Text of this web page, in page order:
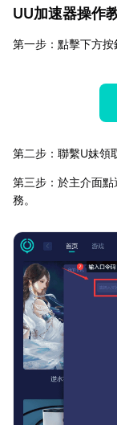
UU加速器操作
第一步：點擊下方按
第二步：聯繫U妹領
第三步：於主介面
務。